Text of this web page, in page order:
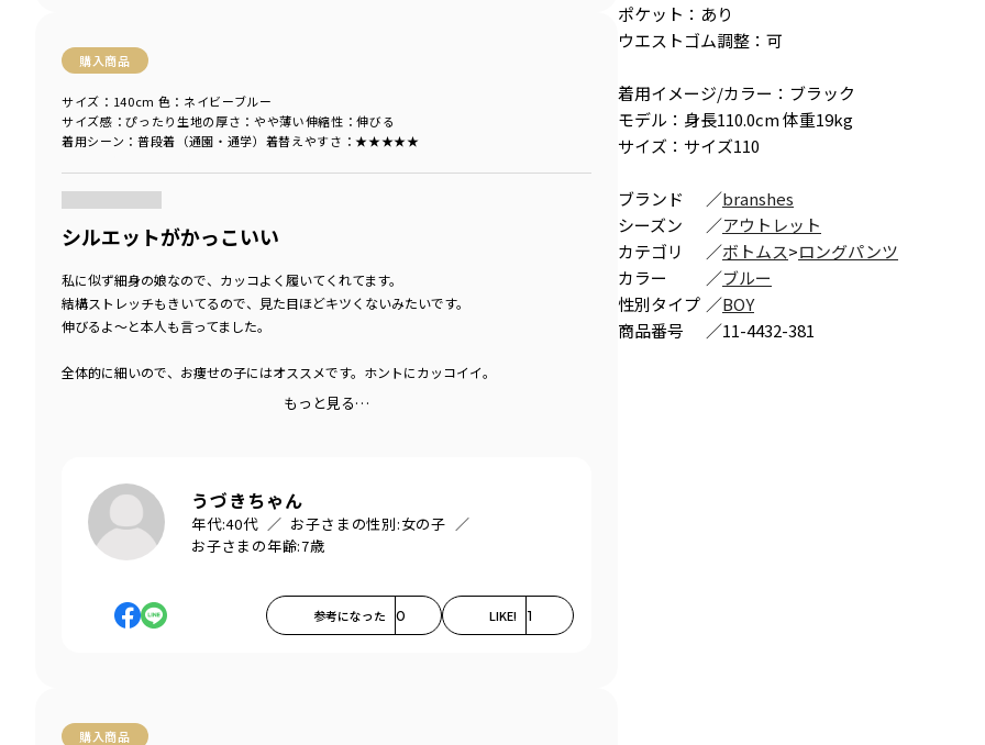
購入商品
サイズ感 ：ぴったり 生地の厚さ ：やや薄い伸縮性 ：伸びる
着用シーン ：普段着（通園・通学） 着替えやすさ ：★★★★★
サイズ：140cm 色：ネイビーブルー
シルエットがかっこいい
私に似ず細身の娘なので、カッコよく履いてくれてます。
結構ストレッチもきいてるので、見た目ほどキツくないみたいです。
伸びるよ〜と本人も言ってました。
全体的に細いので、お痩せの子にはオススメです。ホントにカッコイイ。
もっと見る…
うづきちゃん
年代:40代 お子さまの性別:女の子
お子さまの年齢:7歳
参考になった 0 LIKE! 1
購入商品
ポケット：あり
ウエストゴム調整：可
着用イメージ/カラー：ブラック
モデル：身長110.0cm 体重19kg
サイズ：サイズ110
ブランド ／branshes
シーズン
／アウトレット
カテゴリ
／ボトムス>ロングパンツ
カラー
／ブルー
性別タイプ ／BOY
商品番号
／11-4432-381